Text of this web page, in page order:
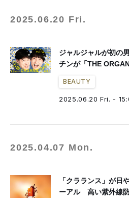
2025.06.20 Fri.
ジャルジャルが初の
チンが「THE
BEAUTY
2025.06.20 Fri. -
2025.04.07 Mon.
「クラランス」が日
ーアル 高い紫外線